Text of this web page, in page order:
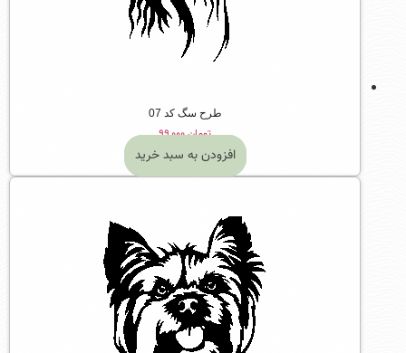
طرح سگ کد 07
تومان۹۹,۰۰۰
افزودن به سبد خرید